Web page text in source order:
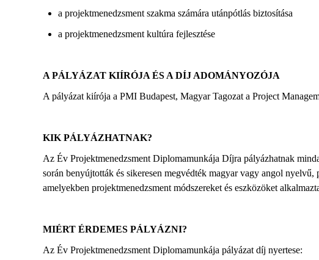
a projektmenedzsment szakma számára utánpótlás biztosítása
a projektmenedzsment kultúra fejlesztése
A PÁLYÁZAT KIÍRÓJA ÉS A DÍJ ADOMÁNYOZÓJA
A pályázat kiírója a PMI Budapest, Magyar Tagozat a Project
KIK PÁLYÁZHATNAK?
Az Év Projektmenedzsment Diplomamunkája Díjra pályázhatnak
során benyújtották és sikeresen megvédték magyar vagy angol
amelyekben projektmenedzsment módszereket és eszközöket
MIÉRT ÉRDEMES PÁLYÁZNI?
Az Év Projektmenedzsment Diplomamunkája pályázat díj nyertese: